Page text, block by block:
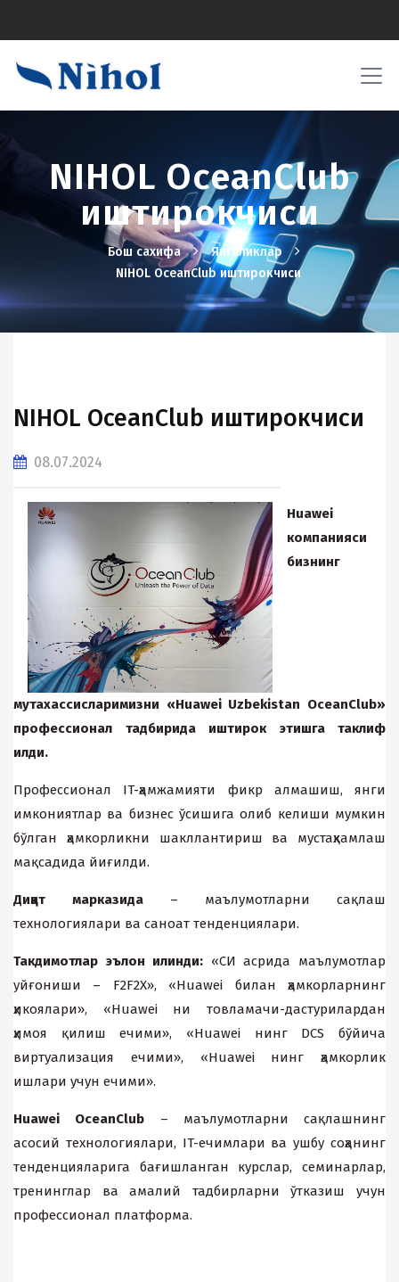
NIHOL OceanClub
иштирокчиси
Бош сахифа
Янгиликлар
NIHOL OceanClub иштирокчиси
NIHOL OceanClub иштирокчиси
08.07.2024
Huawei
компанияси
бизнинг
мутаxассисларимизни «Huawei Uzbekistan OceanClub»
профессионал тадбирида иштирок этишга таклиф
илди.
Профессионал IT-ҳамжамияти фикр алмашиш, янги
имкониятлар ва бизнес ўсишига олиб келиши мумкин
бўлган ҳамкорликни шакллантириш ва мустаҳкамлаш
мақсадида йиғилди.
Диққат марказида
– маълумотларни сақлаш
теxнологиялари ва саноат тенденциялари.
Такдимотлар эълон илинди: «СИ асрида маълумотлар
уйғониши – F2F2X», «Huawei билан ҳамкорларнинг
ҳикоялари», «Huawei ни товламачи-дастурилардан
ҳимоя қилиш ечими», «Huawei нинг DCS бўйича
виртуализация ечими», «Huawei нинг ҳамкорлик
ишлари учун ечими».
Huawei OceanClub – маълумотларни сақлашнинг
асосий теxнологиялари, IT-ечимлари ва ушбу соҳанинг
тенденцияларига бағишланган курслар, семинарлар,
тренинглар ва амалий тадбирларни ўтказиш учун
профессионал платформа.